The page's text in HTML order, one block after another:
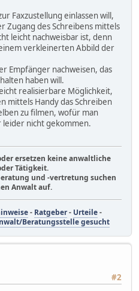
Faxzustellung einlassen will,
Zugang des Schreibens mittels
leicht nachweisbar ist, denn
verkleinerten Abbild der
Empfänger nachweisen, das
haben will.
realisierbare Möglichkeit,
mittels Handy das Schreiben
zu filmen, wofür man
nicht gekommen.
ersetzen keine anwaltliche
Tätigkeit.
und -vertretung suchen
Anwalt auf.
- Ratgeber- Urteile-
Beratungsstelle gesucht
#2